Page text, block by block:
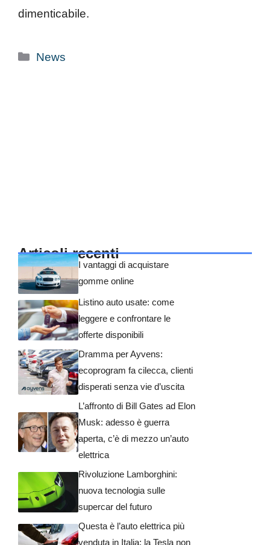
dimenticabile.
Categorie
News
Articoli recenti
I vantaggi di acquistare
gomme online
Listino auto usate: come
leggere e confrontare le
offerte disponibili
Dramma per Ayvens:
ecoprogram fa cilecca, clienti
disperati senza vie d’uscita
L’affronto di Bill Gates ad Elon
Musk: adesso è guerra
aperta, c’è di mezzo un’auto
elettrica
Rivoluzione Lamborghini:
nuova tecnologia sulle
supercar del futuro
Questa è l’auto elettrica più
venduta in Italia: la Tesla non